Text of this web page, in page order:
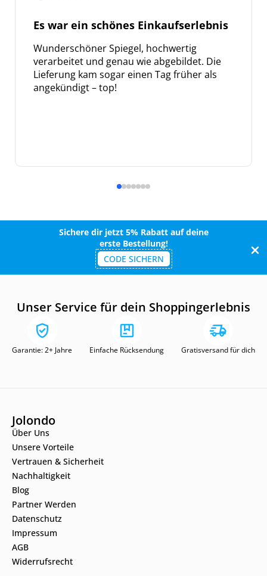
Es war ein schönes Einkaufserlebnis
Wunderschöner Spiegel, hochwertig
verarbeitet und genau wie abgebildet. Die
Lieferung kam sogar einen Tag früher als
angekündigt – top!
Sichere dir jetzt 5% Rabatt auf deine
erste Bestellung!
CODE SICHERN
Unser Service für dein Shoppingerlebnis
Garantie: 2+ Jahre Einfache Rücksendung Gratisversand für dich
Jolondo
Über Uns
Unsere Vorteile
Vertrauen & Sicherheit
Nachhaltigkeit
Blog
Partner Werden
Datenschutz
Impressum
AGB
Widerrufsrecht